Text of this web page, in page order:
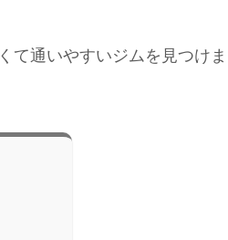
て通いやすいジムを見つけま